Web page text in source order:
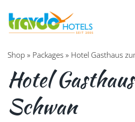
Shop » Packages » Hotel Gasthaus
Hotel
Schwan